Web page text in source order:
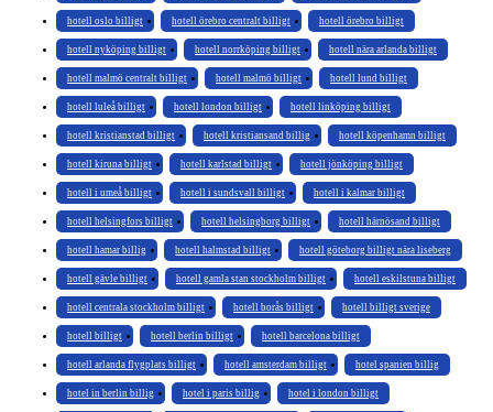
hotell oslo billigt hotell örebro centralt billigt hotell örebro billigt
hotell nyköping billigt hotell norrköping billigt hotell nära arlanda billigt
hotell malmö centralt billigt hotell malmö billigt hotell lund billigt
hotell luleå billigt hotell london billigt hotell linköping billigt
hotell kristianstad billigt hotell kristiansand billig hotell köpenhamn billigt
hotell kiruna billigt hotell karlstad billigt hotell jönköping billigt
hotell i umeå billigt hotell i sundsvall billigt hotell i kalmar billigt
hotell helsingfors billigt hotell helsingborg billigt hotell härnösand billigt
hotell hamar billig hotell halmstad billigt hotell göteborg billigt nära liseberg
hotell gävle billigt hotell gamla stan stockholm billigt hotell eskilstuna billigt
hotell centrala stockholm billigt hotell borås billigt hotell billigt sverige
hotell billigt hotell berlin billigt hotell barcelona billigt
hotell arlanda flygplats billigt hotell amsterdam billigt hotel spanien billig
hotel in berlin billig hotel i paris billig hotel i london billigt